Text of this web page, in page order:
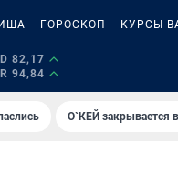
ГОРОСКОП КУРСЫ
82,17
94,84
О`КЕЙ закрывается